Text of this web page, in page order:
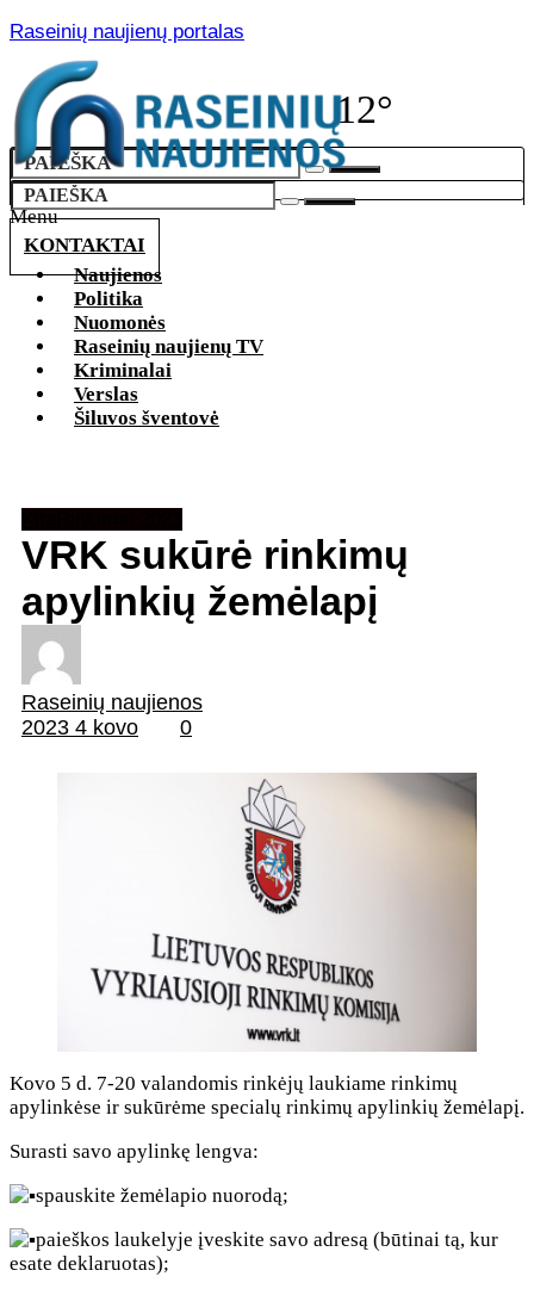
Raseinių naujienų portalas
12°
KONTAKTAI
Menu
Naujienos
Politika
Nuomonės
Raseinių naujienų TV
Kriminalai
Verslas
Šiluvos šventovė
VRK sukūrė rinkimų
apylinkių žemėlapį
Raseinių naujienos
2023 4 kovo
0
Kovo 5 d. 7-20 valandomis rinkėjų laukiame rinkimų
apylinkėse ir sukūrėme specialų rinkimų apylinkių žemėlapį.
Surasti savo apylinkę lengva:
spauskite žemėlapio nuorodą;
paieškos laukelyje įveskite savo adresą (būtinai tą, kur
esate deklaruotas);